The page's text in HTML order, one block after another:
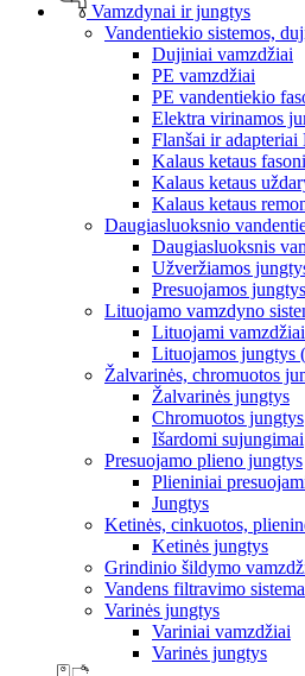
Vamzdynai ir jungtys
Vandentiekio sistemos,
Dujiniai vamzdžiai
PE vamzdžiai
PE vandentiekio
Elektra virinamos
Flanšai ir adapteriai
Kalaus ketaus
Kalaus ketaus
Kalaus ketaus
Daugiasluoksnio
Daugiasluoksnis
Užveržiamos
Presuojamos jungtys
Lituojamo vamzdyno
Lituojami
Lituojamos jungtys
Žalvarinės, chromuotos
Žalvarinės jungtys
Chromuotos jungtys
Išardomi sujungimai
Presuojamo plieno jungtys
Plieniniai
Jungtys
Ketinės, cinkuotos,
Ketinės jungtys
Grindinio šildymo
Vandens filtravimo sistema
Varinės jungtys
Variniai vamzdžiai
Varinės jungtys